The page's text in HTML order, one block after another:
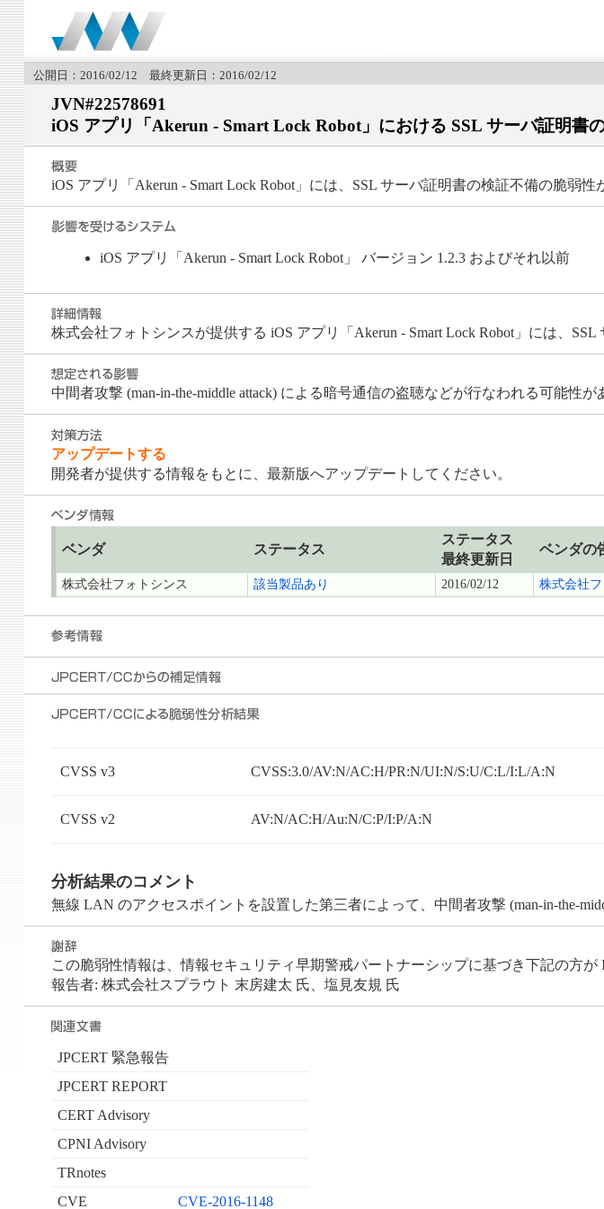
公開日：2016/02/12 最終更新日：2016/02/12
JVN#22578691
iOS アプリ「Akerun - Smart Lock Robot」における SSL サーバ証明書
iOS アプリ「Akerun - Smart Lock Robot」には、SSL サーバ証明書の検証不備の脆弱性
iOS アプリ「Akerun - Smart Lock Robot」 バージョン 1.2.3 およびそれ以前
株式会社フォトシンスが提供する iOS アプリ「Akerun - Smart Lock Robot」には、
中間者攻撃 (man-in-the-middle attack) による暗号通信の盗聴などが行なわれる可能性が
アップデートする
開発者が提供する情報をもとに、最新版へアップデートしてください。
ベンダ ステータス
ステータス
最終更新日
ベンダの
株式会社フォトシンス 該当製品あり 2016/02/12 株式会社
CVSS v3 CVSS:3.0/AV:N/AC:H/PR:N/UI:N/S:U/C:L/I:L/A:N
CVSS v2 AV:N/AC:H/Au:N/C:P/I:P/A:N
分析結果のコメント
無線 LAN のアクセスポイントを設置した第三者によって、中間者攻撃 (man-in-the-
この脆弱性情報は、情報セキュリティ早期警戒パートナーシップに基づき下記の方が
報告者: 株式会社スプラウト 末房建太 氏、塩見友規 氏
JPCERT 緊急報告
JPCERT REPORT
CERT Advisory
CPNI Advisory
TRnotes
CVE
CVE-2016-1148